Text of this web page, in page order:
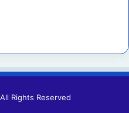
Rights Reserved